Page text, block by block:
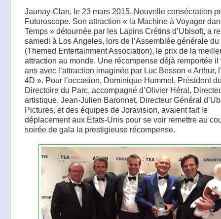
Jaunay-Clan, le 23 mars 2015. Nouvelle consécration
Futuroscope. Son attraction « la Machine à Voyager
Temps » détournée par les Lapins Crétins d’Ubisoft, a
samedi à Los Angeles, lors de l’Assemblée générale du
(Themed Entertainment Association), le prix de la
attraction au monde. Une récompense déjà remportée il
ans avec l’attraction imaginée par Luc Besson « Arthur,
4D ». Pour l’occasion, Dominique Hummel, Président
Directoire du Parc, accompagné d’Olivier Héral,
artistique, Jean-Julien Baronnet, Directeur Général
Pictures, et des équipes de Joravision, avaient fait le
déplacement aux Etats-Unis pour se voir remettre au
soirée de gala la prestigieuse récompense.